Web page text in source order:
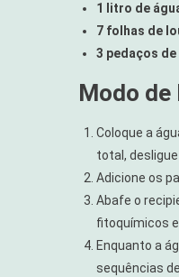
1 litro de
7 folhas de
3 pedaços de
Modo de
Coloque a
total,
Adicione os
Abafe o
fitoquímicos
Enquanto a
sequências de